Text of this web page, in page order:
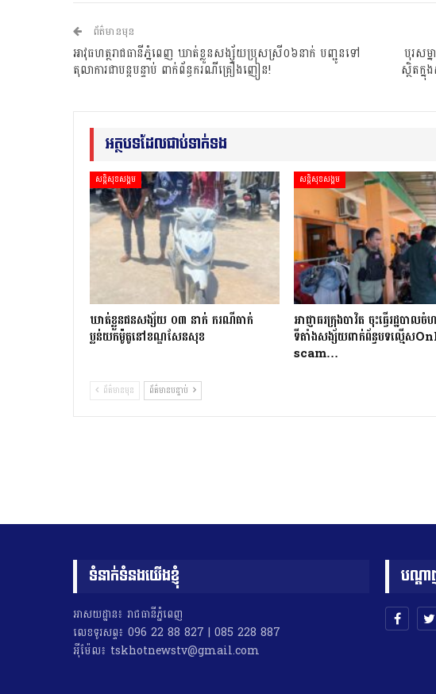
ព័ត៌មានមុន
អាវុធហត្ថរាជធានីភ្នំពេញ ឃាត់ខ្លួនសង្ស័យប្រុសស្រី០៦នាក់ បញ្ជូនទៅ
តុលាការជាបន្តបន្ទាប់ ពាក់ព័ន្ធករណីគ្រឿងញៀន!
បុរសម្
ស្ថិតក្នុ
អត្ថបទដែលជាប់ទាក់ទង
សន្តិសុខសង្គម
ឃាត់ខ្លួនជនសង្ស័យ ០៣ នាក់ ករណីធាក់
ប្លន់យកម៉ូតូនៅខណ្ឌសែនសុខ
សន្តិសុខសង្គម
អាជ្ញាធរក្រុងបាវិត ចុះធើ្វរដ្ឋបាលចំ
ទីតាំងសង្ស័យពាក់ព័ន្ធបទល្មើស
scam…
ព័ត៌មានមុន ព័ត៌មានបន្ទាប់
ទំនាក់ទំនងយើងខ្ញុំ
អាសយដ្ឋាន៖ រាជធានីភ្នំពេញ
លេខទូរសព្ទ៖ 096 22 88 827 | 085 228 887
អុីម៉ែល៖ tskhotnewstv@gmail.com
បណ្ត